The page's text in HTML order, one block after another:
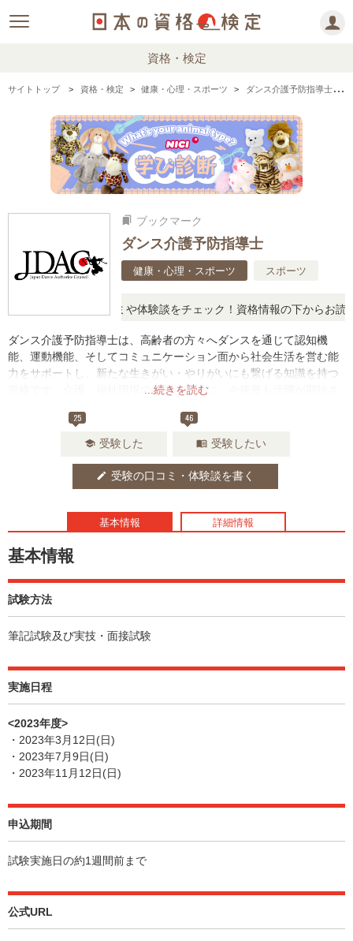
資格・検定
サイトトップ 資格・検定 健康・心理・スポーツ ダンス介護予防指導士の情報まとめ
bookmarks ブックマーク
ダンス介護予防指導士
健康・心理・スポーツ スポーツ
、リアルな口コミや体験談をチェック！資格情報の下からお読み
...続きを読む
ダンス介護予防指導士は、高齢者の方々へダンスを通じて認知機
能、運動機能、そしてコミュニケーション面から社会生活を営む能
力をサポートし、新たな生きがい・やりがいにも繋げる知識を持つ
資格です。介護・福祉現場の分野を中心に、今後最も活躍が期待さ
もと、ダンスの指導技術が学べる研修会を実施しています。
25
school 受験した
46
menu_book 受験したい
edit 受験の口コミ・体験談を書く
基本情報 詳細情報
基本情報
試験方法
筆記試験及び実技・面接試験
実施日程
<2023年度>
・2023年3月12日(日)
・2023年7月9日(日)
・2023年11月12日(日)
申込期間
試験実施日の約1週間前まで
公式URL